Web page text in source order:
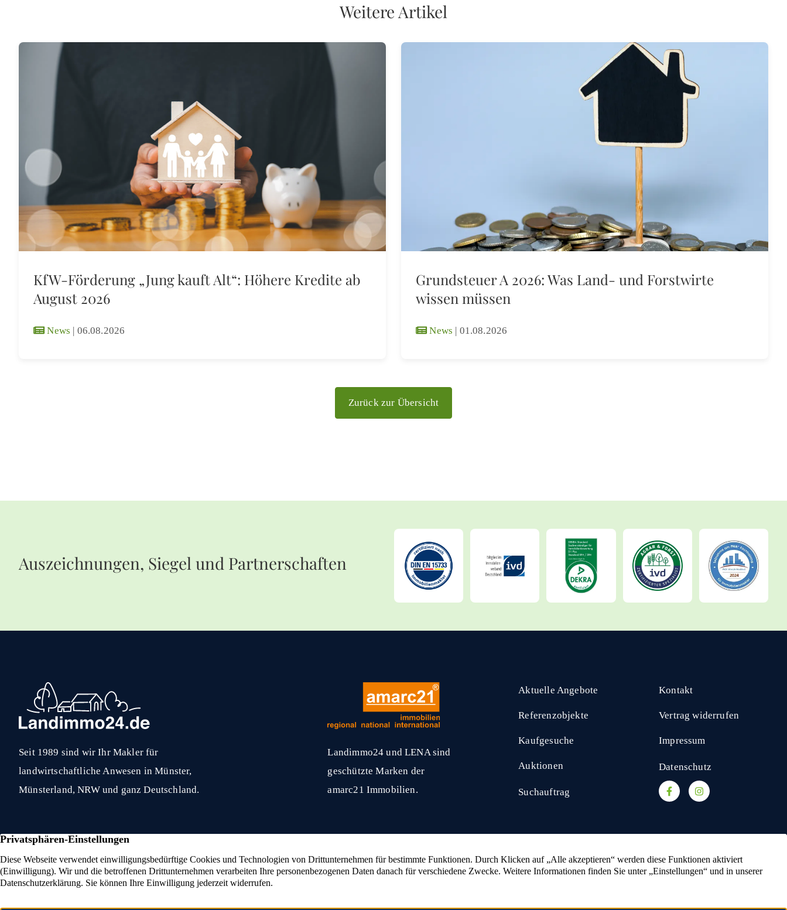
Weitere Artikel
KfW-Förderung „Jung kauft Alt“: Höhere Kredite ab
August 2026
News 06.08.2026
Grundsteuer A 2026: Was Land- und Forstwirte
wissen müssen
News 01.08.2026
Zurück zur Übersicht
Auszeichnungen, Siegel und Partnerschaften
Seit 1989 sind wir Ihr Makler für
landwirtschaftliche Anwesen in Münster,
Münsterland, NRW und ganz Deutschland.
Landimmo24 und LENA sind
geschützte Marken der
amarc21 Immobilien.
Aktuelle Angebote
Referenzobjekte
Kaufgesuche
Auktionen
Suchauftrag
Kontakt
Vertrag widerrufen
Impressum
Datenschutz
amarc21 Immobilien hat 4,53
Sternen